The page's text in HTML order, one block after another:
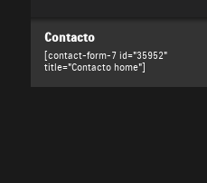
Contacto
[contact-form-7 id="35952"
title="Contacto home"]